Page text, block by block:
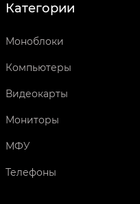
Категории
Моноблоки
Компьютеры
Видеокарты
Мониторы
МФУ
Телефоны